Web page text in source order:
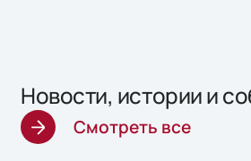
Новости, истории и
Смотреть все